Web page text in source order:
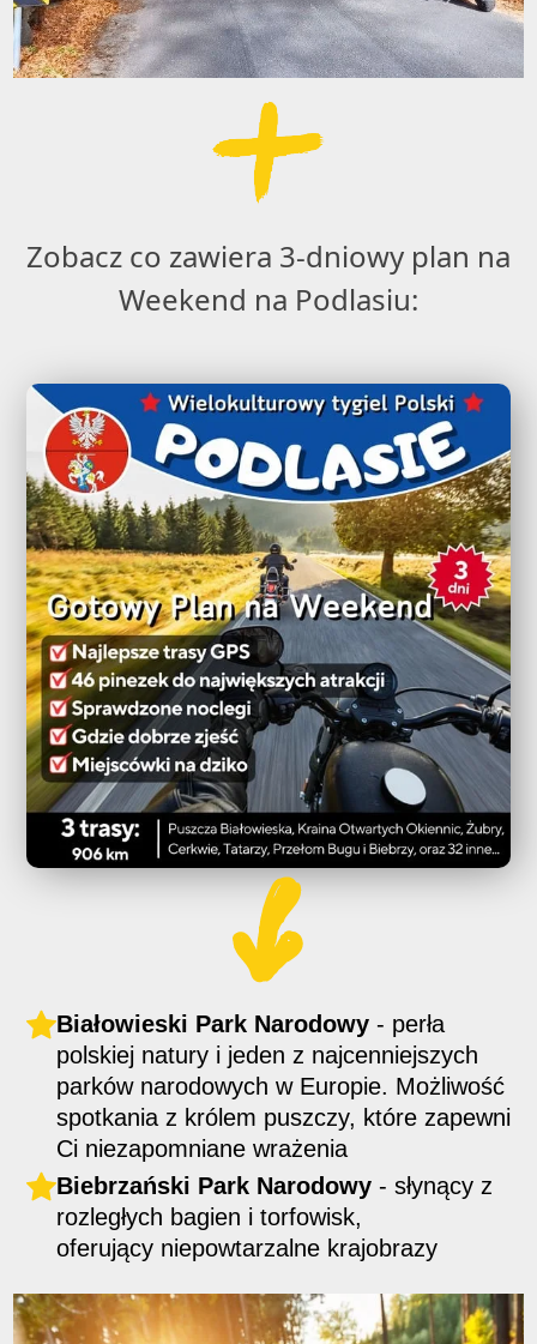
Zobacz co zawiera 3-dniowy plan na
Weekend na Podlasiu:
Białowieski Park Narodowy- perła
polskiej natury i jeden z najcenniejszych
parków narodowych w Europie. Możliwość
spotkania z królem puszczy, które zapewni
Ci niezapomniane wrażenia
Biebrzański Park Narodowy- słynący z
rozległych bagien i torfowisk,
oferujący niepowtarzalne krajobrazy